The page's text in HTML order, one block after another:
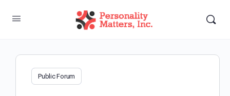
Public Forum